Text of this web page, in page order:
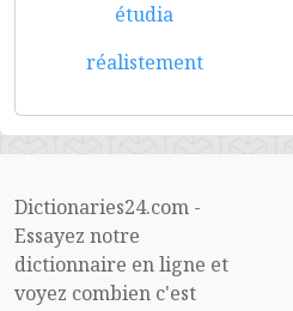
étudia
réalistement
Dictionaries24.com -
Essayez notre
dictionnaire en ligne et
voyez combien c'est